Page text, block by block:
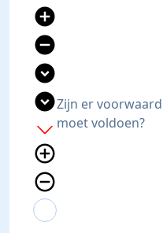
add_circle
remove_circle
expand_circle_down
expand_circle_down
add
add_circle_outline
remove_circle_outline
expand_more
expand_less
Zijn er
moet voldoen?